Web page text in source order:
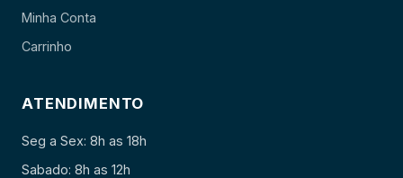
Minha Conta
Carrinho
ATENDIMENTO
Seg a Sex: 8h as 18h
Sabado: 8h as 12h